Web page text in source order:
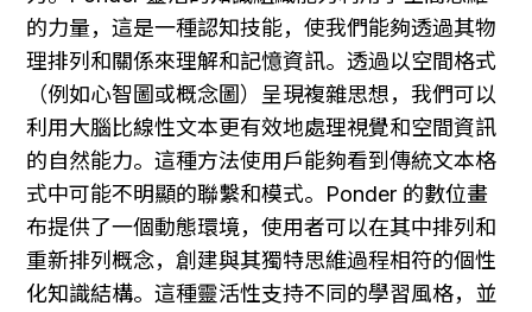
的力量，這是一種認知技能，使我們能夠透過其物
理排列和關係來理解和記憶資訊。透過以空間格式
（例如心智圖或概念圖）呈現複雜思想，我們可以
利用大腦比線性文本更有效地處理視覺和空間資訊
的自然能力。這種方法使用戶能夠看到傳統文本格
式中可能不明顯的聯繫和模式。Ponder 的數位畫
布提供了一個動態環境，使用者可以在其中排列和
重新排列概念，創建與其獨特思維過程相符的個性
化知識結構。這種靈活性支持不同的學習風格，並